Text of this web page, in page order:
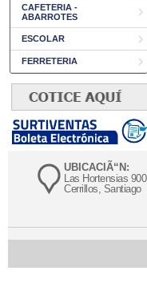
CAFETERIA -
ABARROTES
ESCOLAR
FERRETERIA
UBICACIÃ“N:
Las Hortensias 900
Cerrillos, Santiago